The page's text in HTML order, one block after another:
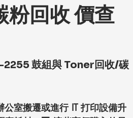
回收 價查
2255 鼓組與 Toner回收/碳
室搬遷或進行 IT 打印設備升